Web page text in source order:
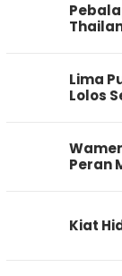
Lima
Lolos
Peran
Kiat